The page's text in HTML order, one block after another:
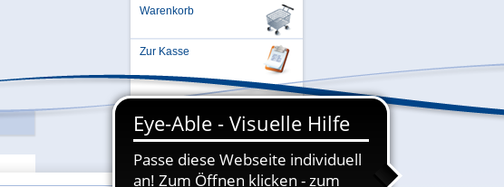
Warenkorb
Zur Kasse
Einloggen oder Registrieren ...